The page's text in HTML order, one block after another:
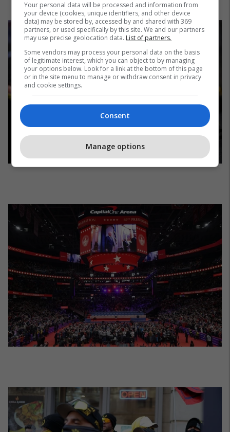
Your personal data will be processed and information from
your device (cookies, unique identifiers, and other device
data) may be stored by, accessed by and shared with 369
partners, or used specifically by this site. We and our partners
may use precise geolocation data. List of partners.
Some vendors may process your personal data on the basis
of legitimate interest, which you can object to by managing
your options below. Look for a link at the bottom of this page
or in the site menu to manage or withdraw consent in privacy
and cookie settings.
Consent
Manage options